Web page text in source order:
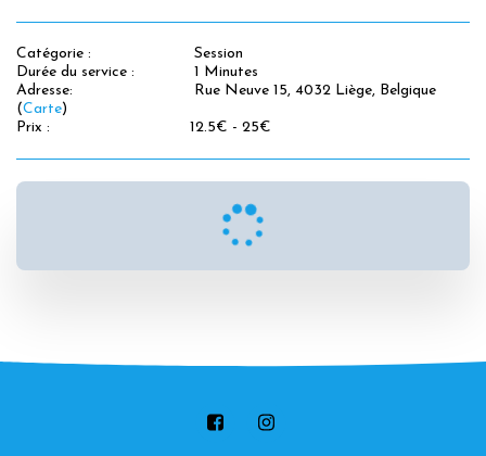
Catégorie :
Session
Durée du service :
1 Minutes
Adresse:
Rue Neuve 15, 4032 Liège, Belgique
(Carte)
Prix :
12.5€ - 25€